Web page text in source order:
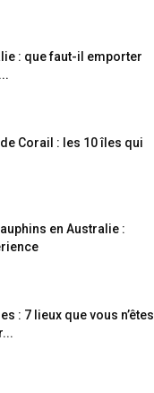
: que faut-il emporter
Corail : les 10 îles qui
en Australie :
: 7 lieux que vous n’êtes